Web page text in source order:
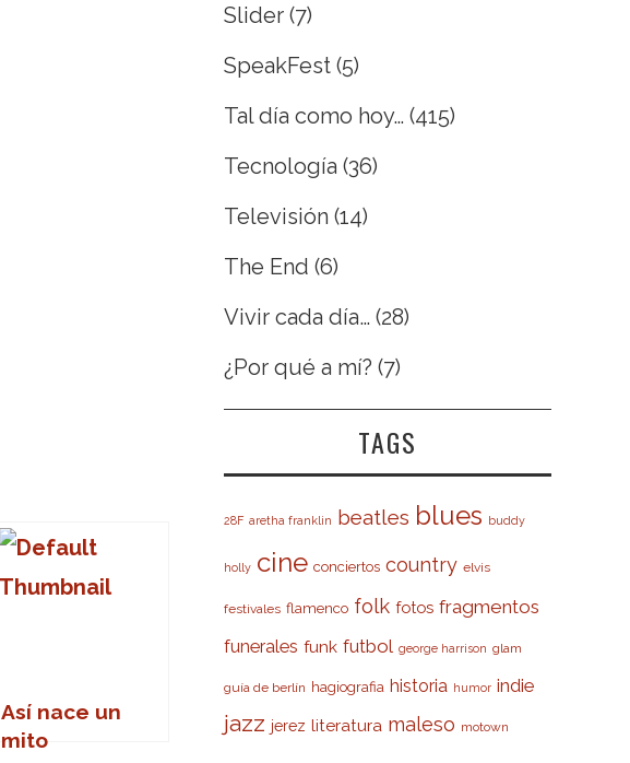
Así nace un
mito
Slider (7)
SpeakFest (5)
Tal día como hoy… (415)
Tecnología (36)
Televisión (14)
The End (6)
Vivir cada día… (28)
¿Por qué a mí? (7)
TAGS
28F aretha franklin beatles blues buddy
holly cine conciertos country elvis
festivales flamenco folk fotos fragmentos
funerales funk futbol george harrison glam
guía de berlín hagiografia historia humor indie
jazz jerez literatura maleso motown